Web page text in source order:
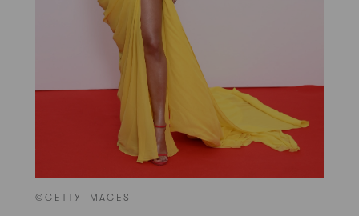
©GETTY IMAGES